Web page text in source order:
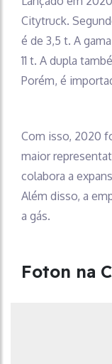
Citytruck.
é de 3,5 t. A
11 t. A dupla
Porém, é
Com isso, 2020
maior
colabora a
Além disso, a
a gás.
Foton na